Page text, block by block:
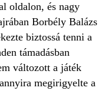
oldalon, és nagy
Borbély Balázs
biztossá tenni a
támadásban
változott a játék
annyira megirigyelte a